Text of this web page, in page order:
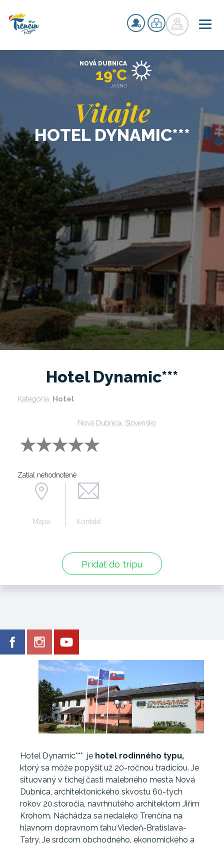
Vitajte
HOTEL DYNAMIC***
NOVÁ DUBNICA
19°C
JASNO
Hotel Dynamic***
Kategória: Hotel
Nová Dubnica, Slovensko
Zatiaľ nehodnotené
Pridať do tripu
Mapa Kontakt
Hotel Dynamic*** je hotel rodinného typu,
ktorý sa môže popýšiť už 20-ročnou tradíciou. Je
situovaný v tichej časti malebného mesta Nová
Dubnica, architektonického skvostu 60-tych
rokov 20.storočia, navrhnutého architektom Jiřím
Krohom. Náchádza sa nedaleko Trenčína na
hlavnom dopravnom ťahu Viedeň-Bratislava-
Tatry. Je srdcom obchodného, ekonomického a